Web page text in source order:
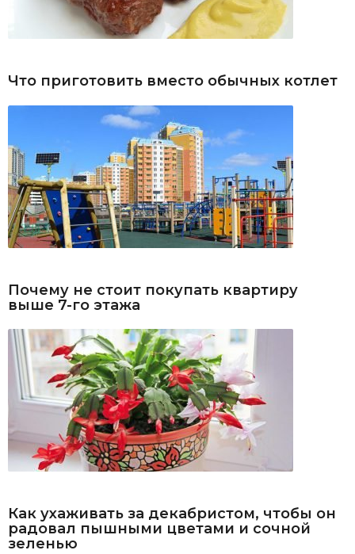
Что приготовить вместо обычных котлет
Почему не стоит покупать квартиру
выше 7-го этажа
Как ухаживать за декабристом, чтобы он
радовал пышными цветами и сочной
зеленью